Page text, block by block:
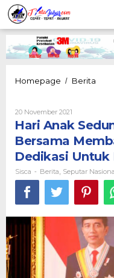
Lewati
ke
konten
Homepage / Berita
dan
20 November 2021
Hari Anak
Bersama
Dedikasi Untuk
Sisca - Berita Seputar